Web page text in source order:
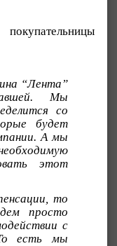
“Лента”
Мы
со
будет
А мы
этот
то
просто
с
То есть мы